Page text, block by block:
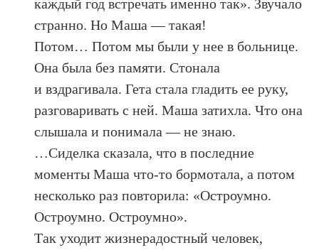
каждый год встречать именно так». Звучало
странно. Но Маша — такая!
Потом… Потом мы были у нее в больнице.
Она была без памяти. Стонала
и вздрагивала. Гета стала гладить ее руку,
разговаривать с ней. Маша затихла. Что она
слышала и понимала — не знаю.
…Сиделка сказала, что в последние
моменты Маша что-то бормотала, а потом
несколько раз повторила: «Остроумно.
Остроумно. Остроумно».
Так уходит жизнерадостный человек,